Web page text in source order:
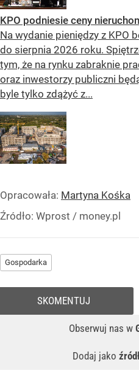
KPO podniesie ceny
Na wydanie pieniędzy z KPO
do sierpnia 2026 roku.
tym, że na rynku zabraknie
oraz inwestorzy publiczni
byle tylko zdążyć z...
Opracowała: Martyna Kośka
Źródło: Wprost / money.pl
Gospodarka
Obserwuj nas w
Dodaj jako
SKOMENTUJ